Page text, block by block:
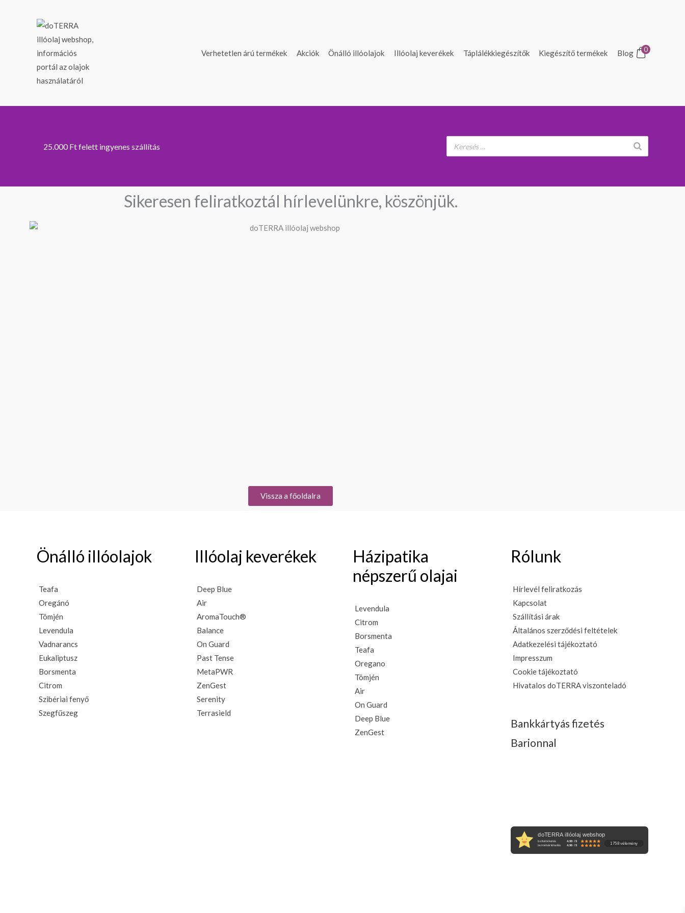
Verhetetlen árú termékek Akciók Önálló illóolajok Illóolaj keverékek Táplálékkiegészítők Kiegészítő termékek Blog 0
25.000 Ft felett ingyenes szállítás
Sikeresen feliratkoztál hírlevelünkre, köszönjük.
Vissza a főoldalra
Önálló illóolajok
Teafa
Oregánó
Tömjén
Levendula
Vadnarancs
Eukaliptusz
Borsmenta
Citrom
Szibériai fenyő
Szegfűszeg
Illóolaj keverékek
Deep Blue
Air
AromaTouch®
Balance
On Guard
Past Tense
MetaPWR
ZenGest
Serenity
Terrasield
Házipatika
népszerű olajai
Levendula
Citrom
Borsmenta
Teafa
Oregano
Tömjén
Air
On Guard
Deep Blue
ZenGest
Rólunk
Hírlevél feliratkozás
Kapcsolat
Szállítási árak
Általános szerződési feltételek
Adatkezelési tájékoztató
Impresszum
Cookie tájékoztató
Hivatalos doTERRA viszonteladó
Bankkártyás fizetés
Barionnal
doTERRA illóolaj webshop
boltértékelés 4.99 / 5
termékértékelés 4.96 / 5 1758 vélemény